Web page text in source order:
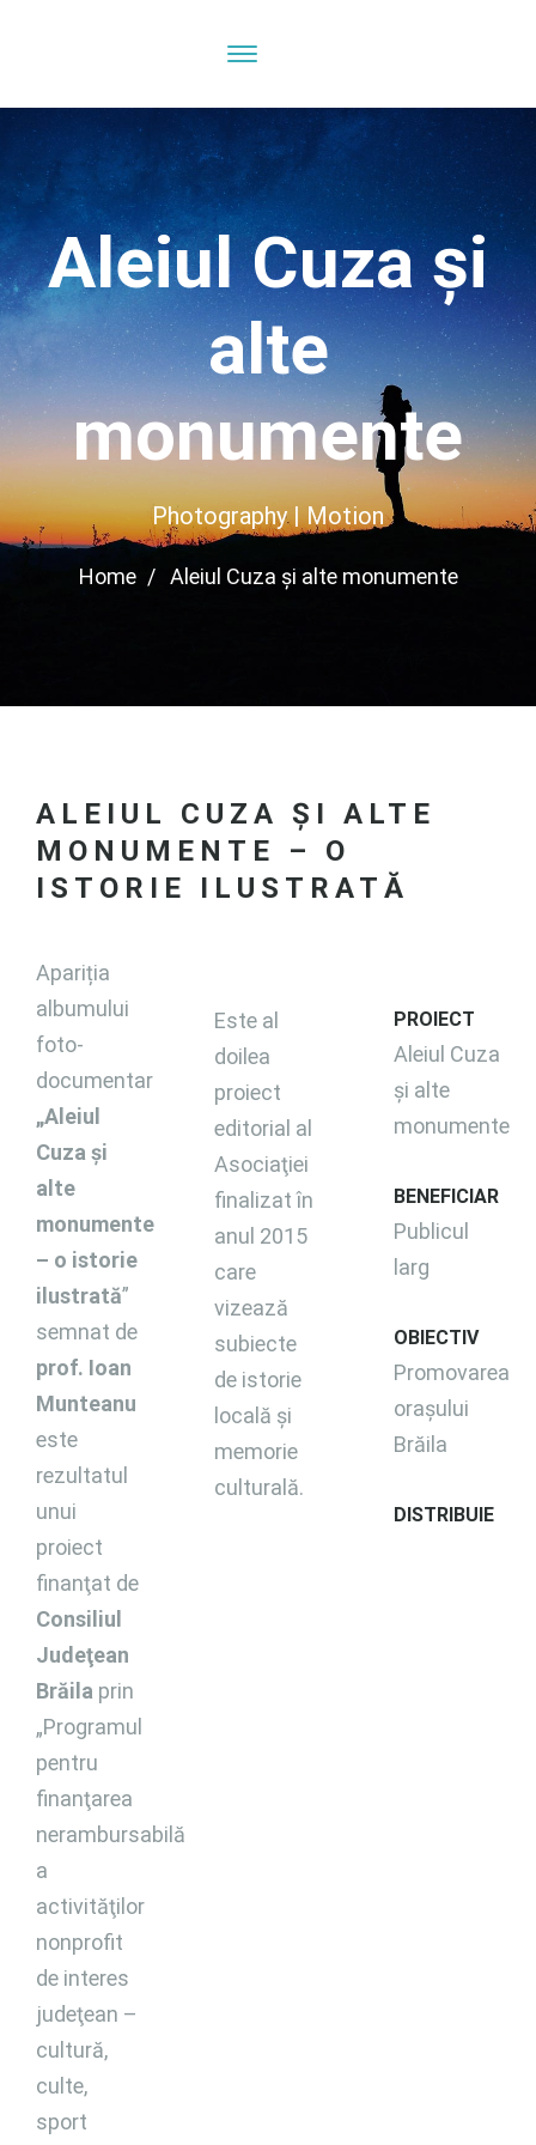
Aleiul Cuza şi
alte
monumente
Photography | Motion
Home Aleiul Cuza şi alte monumente
ALEIUL CUZA ŞI ALTE
MONUMENTE – O
ISTORIE ILUSTRATĂ
Apariția
albumului
foto-
documentar
„Aleiul
Cuza şi
alte
monumente
– o istorie
ilustrată”
semnat de
prof. Ioan
Munteanu
este
rezultatul
unui
proiect
finanţat de
Consiliul
Judeţean
Brăila prin
„Programul
pentru
finanţarea
nerambursabilă
a
activităţilor
nonprofit
de interes
judeţean –
cultură,
culte,
sport
Este al
doilea
proiect
editorial al
Asociaţiei
finalizat în
anul 2015
care
vizează
subiecte
de istorie
locală şi
memorie
culturală.
PROIECT
Aleiul Cuza
și alte
monumente
BENEFICIAR
Publicul
larg
OBIECTIV
Promovarea
orașului
Brăila
DISTRIBUIE